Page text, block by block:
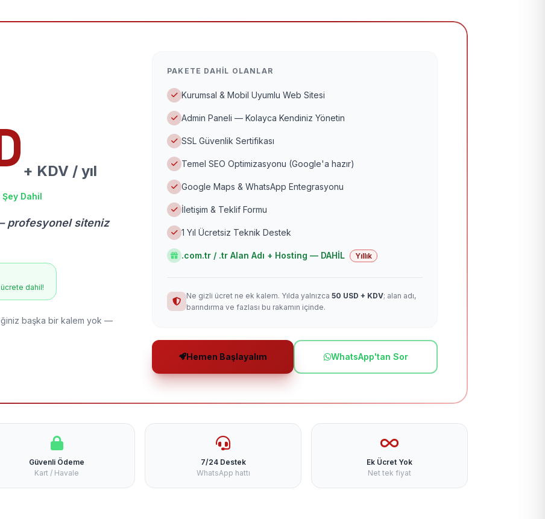
+ KDV / yıl
Şey Dahil
profesyonel siteniz
ücrete dahil!
başka bir kalem yok —
PAKETE DAHIL OLANLAR
Kurumsal & Mobil Uyumlu Web Sitesi
Admin Paneli — Kolayca Kendiniz Yönetin
SSL Güvenlik Sertifikası
Temel SEO Optimizasyonu (Google'a hazır)
Google Maps & WhatsApp Entegrasyonu
İletişim & Teklif Formu
1 Yıl Ücretsiz Teknik Destek
.com.tr / .tr Alan Adı + Hosting — DAHİL Yıllık
Ne gizli ücret ne ek kalem. Yılda yalnızca 50 USD + KDV; alan adı,
barındırma ve fazlası bu rakamın içinde.
Hemen Başlayalım WhatsApp'tan Sor
Güvenli Ödeme
Kart / Havale
7/24 Destek
WhatsApp hattı
Ek Ücret Yok
Net tek fiyat